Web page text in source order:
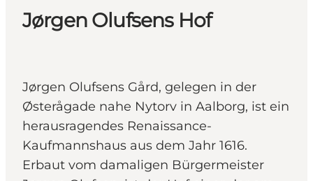
Jørgen Olufsens Hof
Jørgen Olufsens Gård, gelegen in der
Østerågade nahe Nytorv in Aalborg, ist ein
herausragendes Renaissance-
Kaufmannshaus aus dem Jahr 1616.
Erbaut vom damaligen Bürgermeister